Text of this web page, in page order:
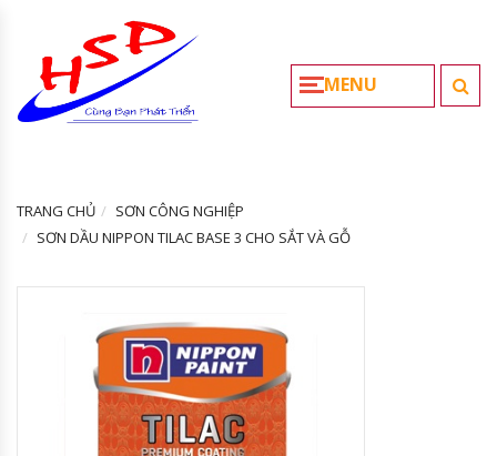
MENU
TRANG CHỦ
SƠN CÔNG NGHIỆP
SƠN DẦU NIPPON TILAC BASE 3 CHO SẮT VÀ GỖ